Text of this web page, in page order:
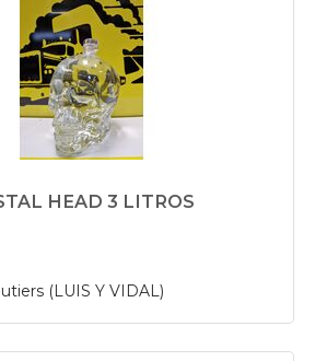
HEAD 3 LITROS
(LUIS Y VIDAL)